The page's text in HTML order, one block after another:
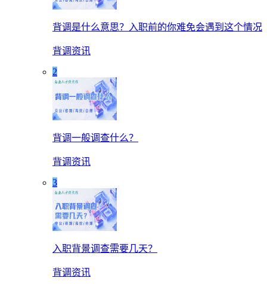
背调是什么意思？入职前的你难免会遇到这个情况
背调资讯
2
背调一般调查什么？
背调资讯
3
入职背景调查需要几天？
背调资讯